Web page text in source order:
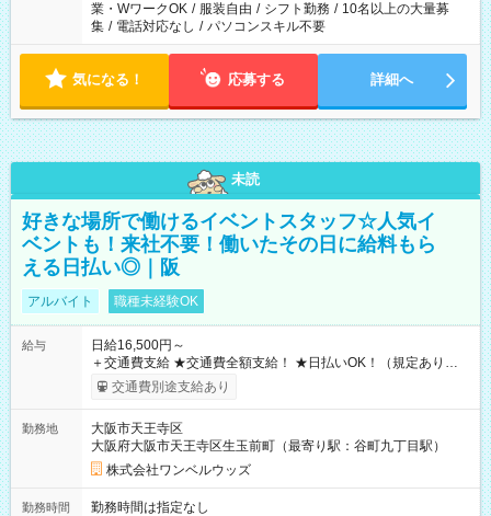
業・WワークOK / 服装自由 / シフト勤務 / 10名以上の大量募
集 / 電話対応なし / パソコンスキル不要
気になる！ 応募する 詳細へ
未読
好きな場所で働けるイベントスタッフ☆人気イ
ベントも！来社不要！働いたその日に給料もら
える日払い◎｜阪
アルバイト 職種未経験OK
給与
日給16,500円～
＋交通費支給 ★交通費全額支給！ ★日払いOK！（規定あり） ┗
働いたその日に現金GET♪ お仕事後はコンビニATMから 日払
交通費別途支給あり
勤務地
大阪市天王寺区
大阪府大阪市天王寺区生玉前町（最寄り駅：谷町九丁目駅）
株式会社ワンベルウッズ
勤務時間
勤務時間は指定なし